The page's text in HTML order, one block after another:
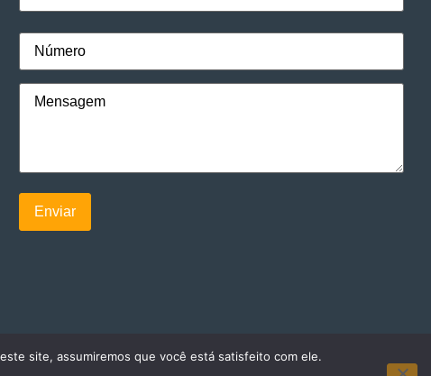
site, assumiremos que você está satisfeito com ele.